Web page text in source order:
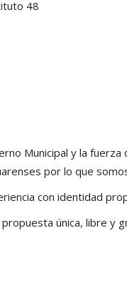
48
Municipal y la
por lo que
con identidad
única, libre y